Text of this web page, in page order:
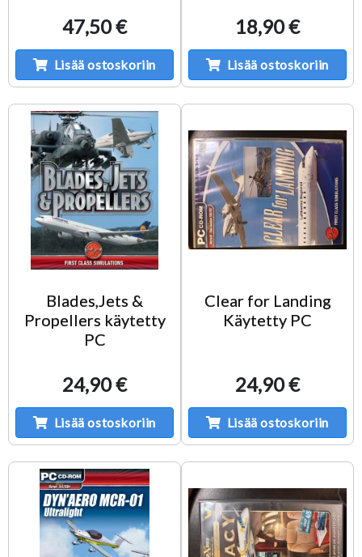
47,50 €
Lisää ostoskoriin
18,90 €
Lisää ostoskoriin
Blades,Jets &
Propellers käytetty
PC
24,90 €
Lisää ostoskoriin
Clear for Landing
Käytetty PC
24,90 €
Lisää ostoskoriin